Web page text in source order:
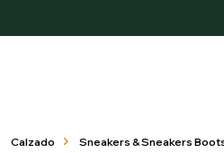
Calzado Sneakers & Sneakers